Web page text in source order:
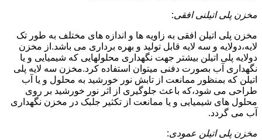
مخزن پلی اتیلنی افقی:
مخزن پلی اتیلن افقی به زاویه ها و اندازه های مختلف به طور تک
لایه،دولایه و سه لایه قابل تولید و بهره برداری می باشد.از مخزن
دولایه پلی اتیلن بیشتر جهت نگهداری محلولهایی که شیمیایی و یا
نگهداری آب بصورت دفنی میتوان استفاده کرد.مخزن سه لایه پلی
اتیلن که بمنظور ممانعت از تابش نور خورشید به محلول و یا آب
طراحی می شود،که باعث جلوگیری از اثر نور خورشید بر روی
محلول های شیمیایی و یا ممانعت از تکثیر جلبک در مخزن نگهداری
آب می گردد.
مخزن پلی اتیلن عمودی: